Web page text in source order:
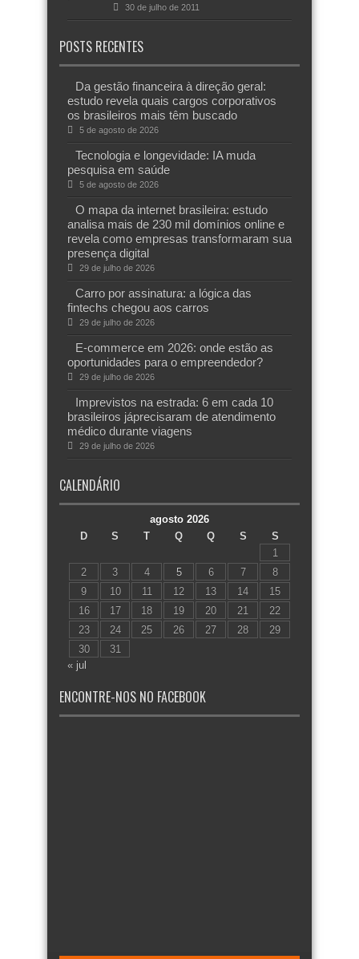
30 de julho de 2011
POSTS RECENTES
Da gestão financeira à direção geral:
estudo revela quais cargos corporativos
os brasileiros mais têm buscado
5 de agosto de 2026
Tecnologia e longevidade: IA muda
pesquisa em saúde
5 de agosto de 2026
O mapa da internet brasileira: estudo
analisa mais de 230 mil domínios online e
revela como empresas transformaram sua
presença digital
29 de julho de 2026
Carro por assinatura: a lógica das
fintechs chegou aos carros
29 de julho de 2026
E-commerce em 2026: onde estão as
oportunidades para o empreendedor?
29 de julho de 2026
Imprevistos na estrada: 6 em cada 10
brasileiros jáprecisaram de atendimento
médico durante viagens
29 de julho de 2026
CALENDÁRIO
agosto 2026
D
S T Q Q S
S
1
2
3 4 5 6 7
8
9
10 11 12 13 14
15
16
17 18 19 20 21
22
23
24 25 26 27 28
29
30
31
« jul
ENCONTRE-NOS NO FACEBOOK